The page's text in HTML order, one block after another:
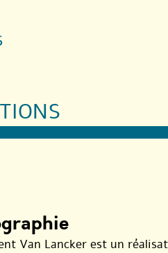
Van Lancker est un